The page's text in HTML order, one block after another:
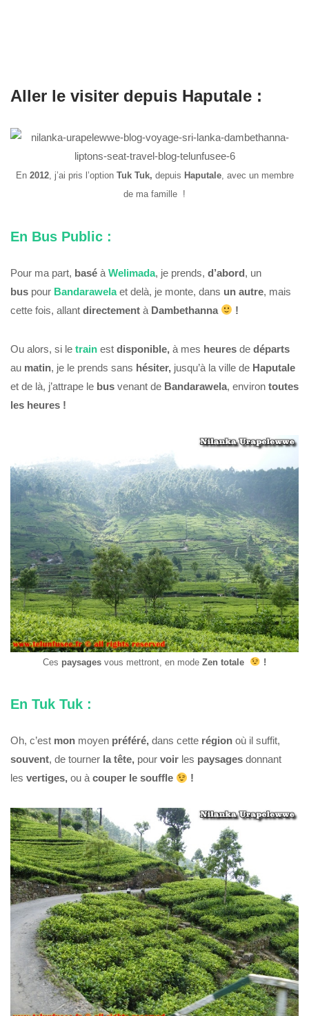
Aller le visiter depuis Haputale :
En 2012, j’ai pris l’option Tuk Tuk, depuis Haputale, avec un membre
de ma famille !
En Bus Public :
Pour ma part, basé à Welimada, je prends, d’abord, un
bus pour Bandarawela et delà, je monte, dans un autre, mais
cette fois, allant directement à Dambethanna !
Ou alors, si le train est disponible, à mes heures de départs
au matin, je le prends sans hésiter, jusqu’à la ville de Haputale
et de là, j’attrape le bus venant de Bandarawela, environ toutes
les heures !
Ces paysages vous mettront, en modeZen totale !
En Tuk Tuk :
Oh, c’est mon moyen préféré, dans cette région où il suffit,
souvent, de tourner la tête, pour voir les paysages donnant
les vertiges, ou à couper le souffle !